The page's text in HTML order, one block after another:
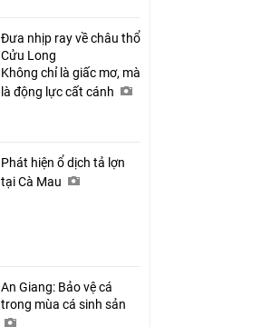
Đưa nhịp ray về châu thổ
Cửu Long
Không chỉ là giấc mơ, mà
là động lực cất cánh
Phát hiện ổ dịch tả lợn
tại Cà Mau
An Giang: Bảo vệ cá
trong mùa cá sinh sản